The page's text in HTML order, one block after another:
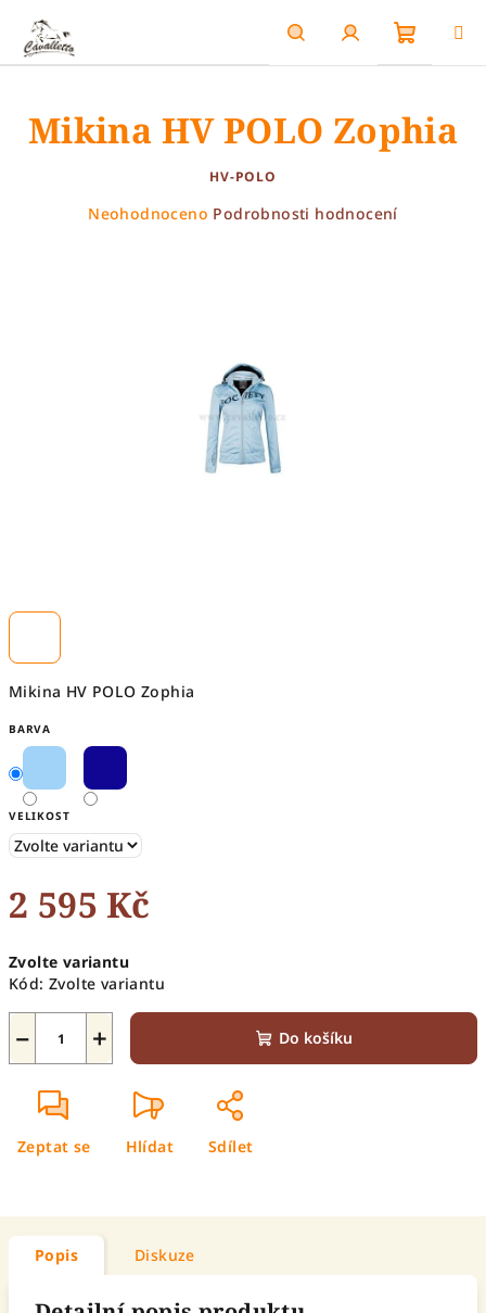
obsah
HledatPřihlášení
košík
Mikina HV POLO Zophia
BARVA
VELIKOST
2 595 Kč
cena:
Zvolte variantu
Kód: Zvolte variantu
+
− Do košíku
Zeptat se Hlídat Sdílet
Mikina HV POLO Zophia
HV-POLO
Průměrné
Neohodnoceno Podrobnosti hodnocení
Popis Diskuze